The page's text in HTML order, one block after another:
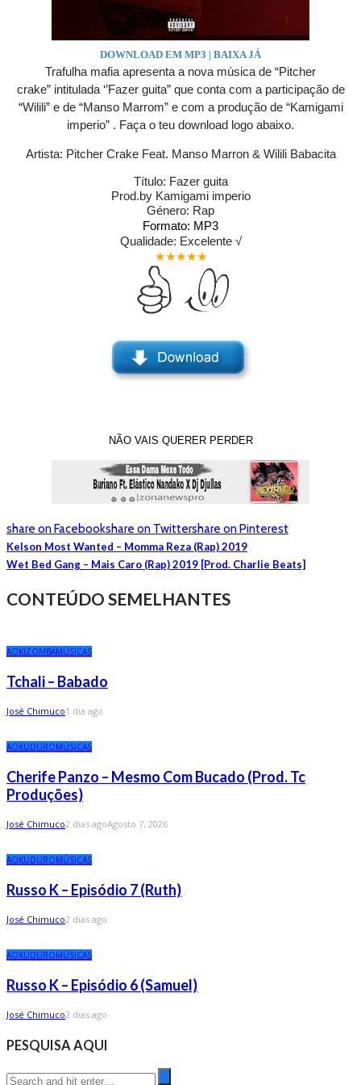
DOWNLOAD EM MP3 | BAIXA JÁ
Trafulha mafia apresenta a nova música de “Pitcher
crake” intitulada ‘’Fazer guita” que conta com a participação de
“Wilili” e de “Manso Marrom” e com a produção de “Kamigami
imperio” . Faça o teu download logo abaixo.
Artista: Pitcher Crake Feat. Manso Marron & Wilili Babacita
Título: Fazer guita
Prod.by Kamigami imperio
Género: Rap
Formato: MP3
Qualidade: Excelente √
★★★★★
NÃO VAIS QUERER PERDER
share on Facebookshare on Twittershare on Pinterest
Kelson Most Wanted – Momma Reza (Rap) 2019
Wet Bed Gang – Mais Caro (Rap) 2019 [Prod. Charlie Beats]
CONTEÚDO SEMELHANTES
AOKIZOMBAMÚSICAS
Tchali – Babado
José Chimuco1 dia ago
AOKUDUROMÚSICAS
Cherife Panzo – Mesmo Com Bucado (Prod. Tc
Produções)
José Chimuco2 dias agoAgosto 7, 2026
AOKUDUROMÚSICAS
Russo K – Episódio 7 (Ruth)
José Chimuco2 dias ago
AOKUDUROMÚSICAS
Russo K – Episódio 6 (Samuel)
José Chimuco2 dias ago
PESQUISA AQUI